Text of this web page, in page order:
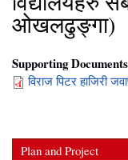
ओखलढुङ्गा)
Supporting
विराज पिटर हाजिरी
Plan and Project